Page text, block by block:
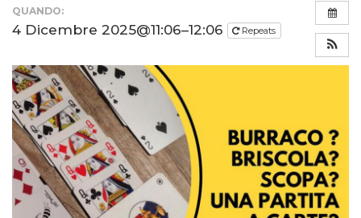
QUANDO:
4 Dicembre 2025@11:06–12:06 Repeats